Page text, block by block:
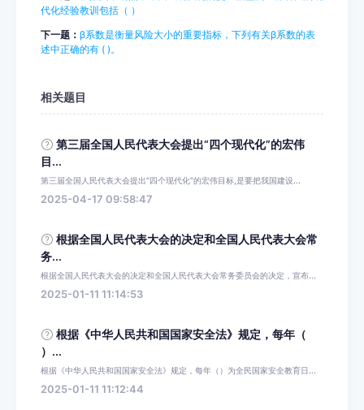
代化经验教训包括（ ）
下一题： β系数是衡量风险大小的重要指标，下列有关β系数的表
述中正确的有 ( )。
相关题目
第三届全国人民代表大会提出“四个现代化”的宏伟
目...
第三届全国人民代表大会提出“四个现代化”的宏伟目标,是要把我国建设...
2025-04-17 09:58:47
根据全国人民代表大会的决定和全国人民代表大会常
务...
根据全国人民代表大会的决定和全国人民代表大会常务委员会的决定，宣布...
2025-01-11 11:14:53
根据《中华人民共和国国家安全法》规定，每年（
）...
根据《中华人民共和国国家安全法》规定，每年（）为全民国家安全教育日...
2025-01-11 11:12:44